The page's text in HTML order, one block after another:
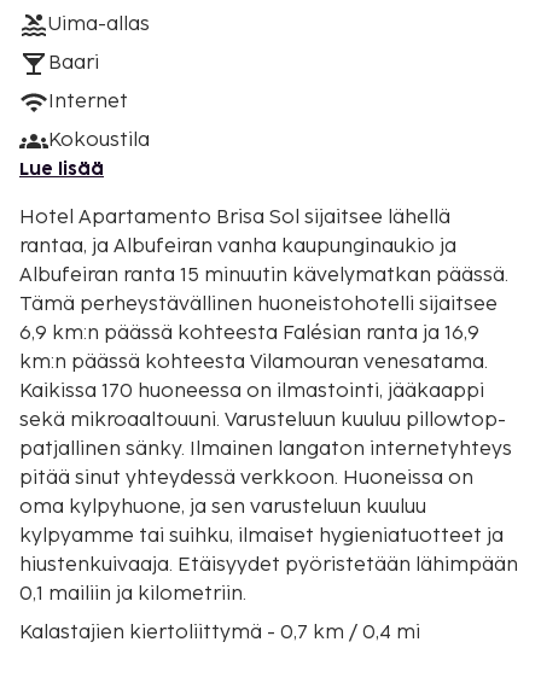
Uima-allas
Baari
Internet
Kokoustila
Lue lisää
Hotel Apartamento Brisa Sol sijaitsee lähellä
rantaa, ja Albufeiran vanha kaupunginaukio ja
Albufeiran ranta 15 minuutin kävelymatkan päässä.
Tämä perheystävällinen huoneistohotelli sijaitsee
6,9 km:n päässä kohteesta Falésian ranta ja 16,9
km:n päässä kohteesta Vilamouran venesatama.
Kaikissa 170 huoneessa on ilmastointi, jääkaappi
sekä mikroaaltouuni. Varusteluun kuuluu pillowtop-
patjallinen sänky. Ilmainen langaton internetyhteys
pitää sinut yhteydessä verkkoon. Huoneissa on
oma kylpyhuone, ja sen varusteluun kuuluu
kylpyamme tai suihku, ilmaiset hygieniatuotteet ja
hiustenkuivaaja. Etäisyydet pyöristetään lähimpään
0,1 mailiin ja kilometriin.
Kalastajien kiertoliittymä - 0,7 km / 0,4 mi